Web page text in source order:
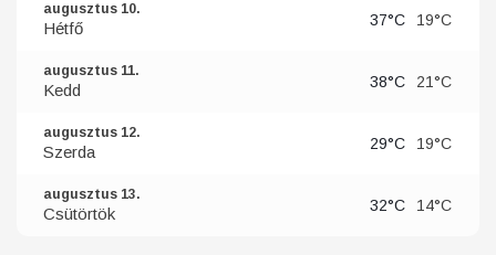
augusztus 10.
Hétfő 37°C 19°C
augusztus 11.
Kedd 38°C 21°C
augusztus 12.
Szerda 29°C 19°C
augusztus 13.
Csütörtök 32°C 14°C